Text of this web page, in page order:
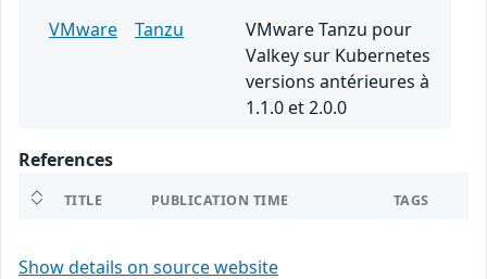
VMware
Tanzu
VMware Tanzu pour
Valkey sur Kubernetes
versions antérieures à
1.1.0 et 2.0.0
References
TITLE PUBLICATION TIME TAGS
Show details on source website